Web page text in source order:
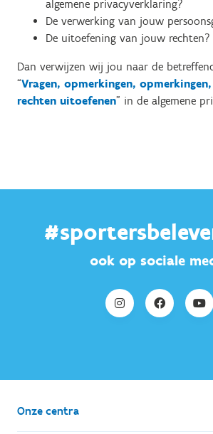
algemene privacyverklaring?
De verwerking van jouw
De uitoefening van jouw rechten?
Dan verwijzen wij jou naar de
“Vragen, opmerkingen,
rechten uitoefenen" in de algemene
ook op sociale
Onze centra